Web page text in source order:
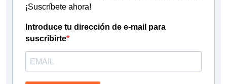
¡Suscríbete ahora!
Introduce tu dirección de e-mail para
suscribirte